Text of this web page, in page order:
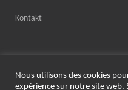
Kontakt
Nous utilisons des cookies
expérience sur notre site web.